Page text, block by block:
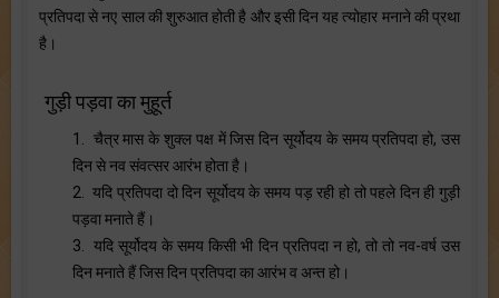
प्रतिपदा से नए साल की शुरुआत होती है और इसी दिन यह त्योहार मनाने की प्रथा
है।
गुड़ी पड़वा का मुहूर्त
1. चैत्र मास के शुक्ल पक्ष में जिस दिन सूर्योदय के समय प्रतिपदा हो, उस
दिन से नव संवत्सर आरंभ होता है।
2. यदि प्रतिपदा दो दिन सूर्योदय के समय पड़ रही हो तो पहले दिन ही गुड़ी
पड़वा मनाते हैं।
3. यदि सूर्योदय के समय किसी भी दिन प्रतिपदा न हो, तो तो नव-वर्ष उस
दिन मनाते हैं जिस दिन प्रतिपदा का आरंभ व अन्त हो।